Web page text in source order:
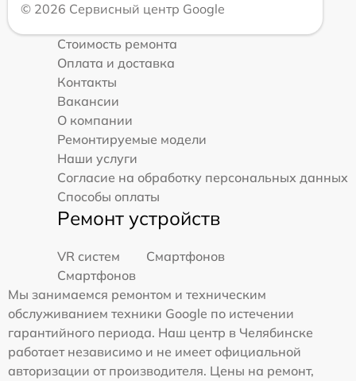
© 2026 Сервисный центр Google
Стоимость ремонта
Оплата и доставка
Контакты
Вакансии
О компании
Ремонтируемые модели
Наши услуги
Согласие на обработку персональных данных
Способы оплаты
Ремонт устройств
VR систем
Смартфонов
Смартфонов
Мы занимаемся ремонтом и техническим
обслуживанием техники Google по истечении
гарантийного периода. Наш центр в Челябинске
работает независимо и не имеет официальной
авторизации от производителя. Цены на ремонт,